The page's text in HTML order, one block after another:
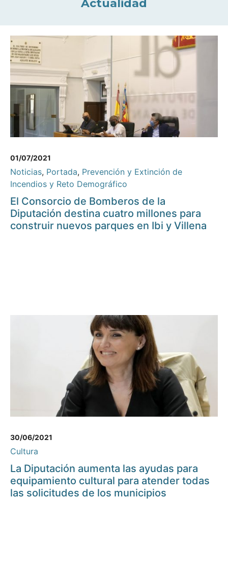
Actualidad
01/07/2021
Noticias, Portada, Prevención y Extinción de
Incendios y Reto Demográfico
El Consorcio de Bomberos de la
Diputación destina cuatro millones para
construir nuevos parques en Ibi y Villena
30/06/2021
Cultura
La Diputación aumenta las ayudas para
equipamiento cultural para atender todas
las solicitudes de los municipios